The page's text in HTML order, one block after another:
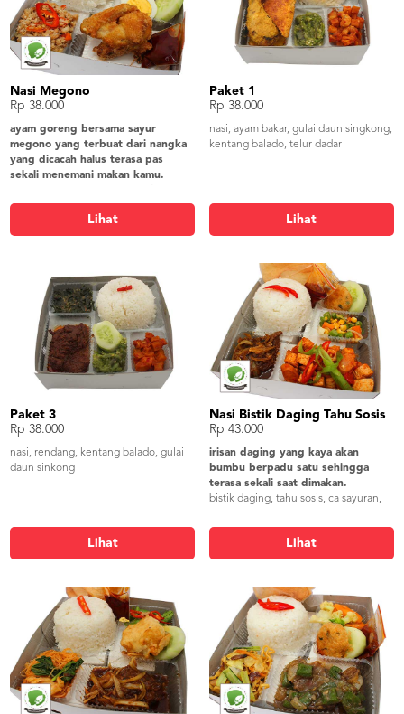
Nasi Megono
Rp 38.000
ayam goreng bersama sayur
megono yang terbuat dari nangka
yang dicacah halus terasa pas
sekali menemani makan kamu.
megono, telur rebus, tempe tepung,
lalap timun, sambel, krupuk
Lihat
Paket 1
Rp 38.000
nasi, ayam bakar, gulai daun singkong,
kentang balado, telur dadar
Lihat
Paket 3
Rp 38.000
nasi, rendang, kentang balado, gulai
daun sinkong
Lihat
Nasi Bistik Daging Tahu Sosis
Rp 43.000
irisan daging yang kaya akan
bumbu berpadu satu sehingga
terasa sekali saat dimakan.
bistik daging, tahu sosis, ca sayuran,
sambel, krupuk udang
Lihat